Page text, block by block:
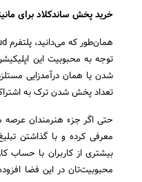
خرید پخش ساندکلاد برای
توجه به محبوبیت این
شدن یا همان درآمدزایی
تعداد پخش شدن ترک به
حتی اگر جزء هنرمندان عرصه
معرفی کرده و با گذاشتن
بیشتری از کاربران با حساب
محبوبیت‌تان در این فضا